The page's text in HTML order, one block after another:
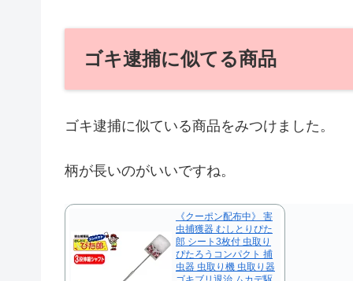
ゴキ逮捕に似てる商品
ゴキ逮捕に似ている商品をみつけました。
柄が長いのがいいですね。
《クーポン配布中》 害
虫捕獲器 むしとりぴた
郎 シート3枚付 虫取り
ぴたろうコンパクト 捕
虫器 虫取り機 虫取り器